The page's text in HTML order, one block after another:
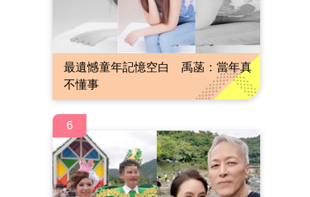
最遺憾童年記憶空白 禹菡：當年真
不懂事
6